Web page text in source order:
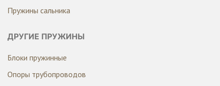
Пружины сальника
ДРУГИЕ ПРУЖИНЫ
Блоки пружинные
Опоры трубопроводов